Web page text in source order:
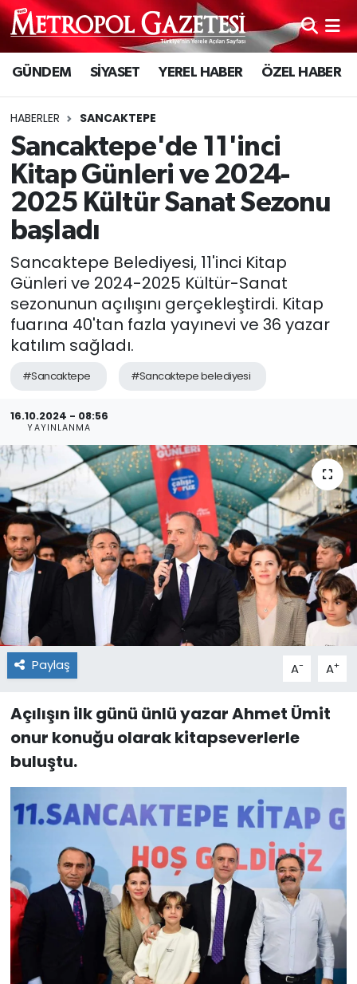
GÜNDEM SİYASET YEREL HABER ÖZEL HABER
HABERLER SANCAKTEPE
Sancaktepe'de 11'inci
Kitap Günleri ve 2024-
2025 Kültür Sanat Sezonu
başladı
Sancaktepe Belediyesi, 11'inci Kitap
Günleri ve 2024-2025 Kültür-Sanat
sezonunun açılışını gerçekleştirdi. Kitap
fuarına 40'tan fazla yayınevi ve 36 yazar
katılım sağladı.
#Sancaktepe #Sancaktepe belediyesi
16.10.2024 - 08:56
YAYINLANMA
Paylaş A- A+
Açılışın ilk günü ünlü yazar Ahmet Ümit
onur konuğu olarak kitapseverlerle
buluştu.
Hava Durumu
Trafik Durumu
Süper Lig Puan Durumu ve Fikstür
Tüm Manşetler
Son Dakika Haberleri
Haber Arşivi